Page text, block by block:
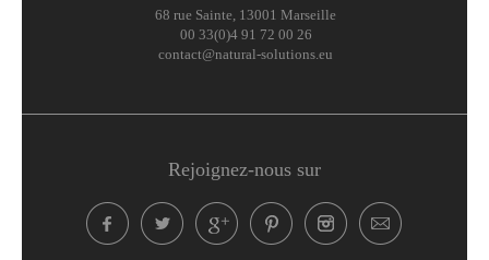
68 rue Sainte, 13001 Marseille
00 33(0)4 91 72 00 26
contact@natural-solutions.eu
Rejoignez-nous sur